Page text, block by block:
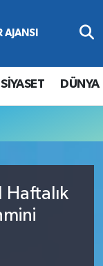
SİYASET DÜNYA
Haftalık